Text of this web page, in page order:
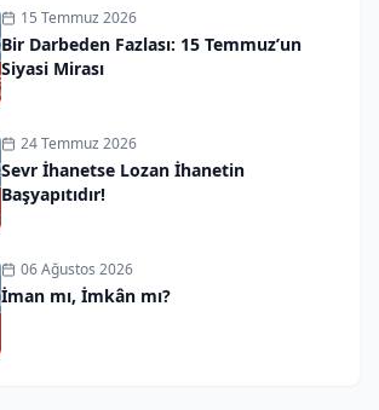
15 Temmuz 2026
Bir Darbeden Fazlası: 15 Temmuz’un
Siyasi Mirası
24 Temmuz 2026
Sevr İhanetse Lozan İhanetin
Başyapıtıdır!
06 Ağustos 2026
İman mı, İmkân mı?